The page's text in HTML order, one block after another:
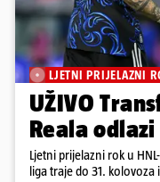
LJETNI PRIJELAZNI
UŽIVO
Reala
Ljetni prijelazni rok u
liga traje do 31. kolovoza